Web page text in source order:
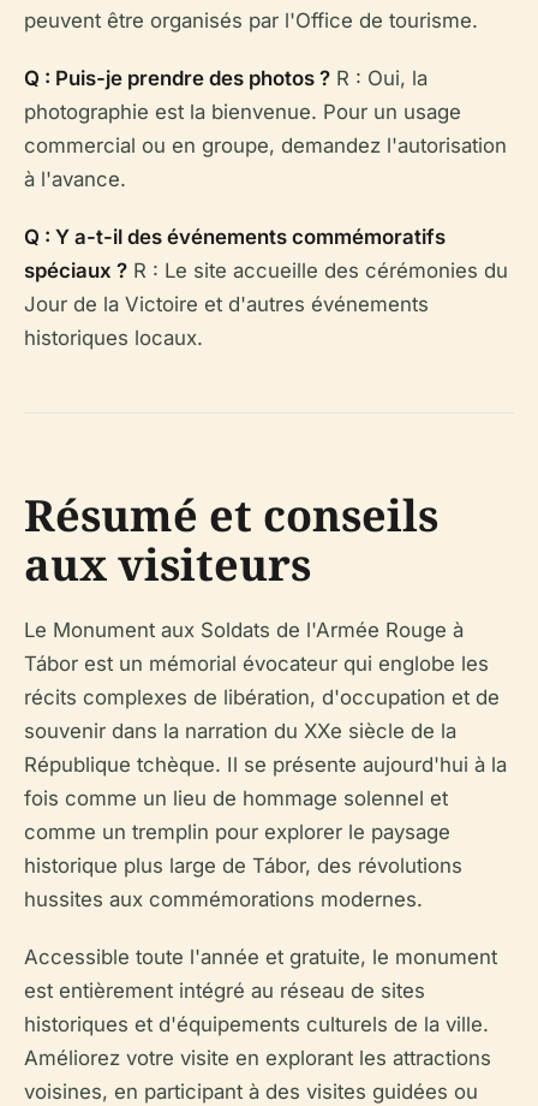
peuvent être organisés par l'Office de tourisme.
Q : Puis-je prendre des photos ? R : Oui, la
photographie est la bienvenue. Pour un usage
commercial ou en groupe, demandez l'autorisation
à l'avance.
Q : Y a-t-il des événements commémoratifs
spéciaux ? R : Le site accueille des cérémonies du
Jour de la Victoire et d'autres événements
historiques locaux.
Résumé et conseils
aux visiteurs
Le Monument aux Soldats de l'Armée Rouge à
Tábor est un mémorial évocateur qui englobe les
récits complexes de libération, d'occupation et de
souvenir dans la narration du XXe siècle de la
République tchèque. Il se présente aujourd'hui à la
fois comme un lieu de hommage solennel et
comme un tremplin pour explorer le paysage
historique plus large de Tábor, des révolutions
hussites aux commémorations modernes.
Accessible toute l'année et gratuite, le monument
est entièrement intégré au réseau de sites
historiques et d'équipements culturels de la ville.
Améliorez votre visite en explorant les attractions
voisines, en participant à des visites guidées ou